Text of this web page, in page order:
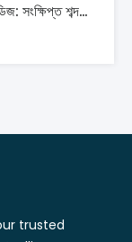
জেন্ডার স্টাডিজ: সংক্ষিপ্ত শব্দকোষ – সানন্দা সেন, সায়নী ব্যানার্জী
trusted